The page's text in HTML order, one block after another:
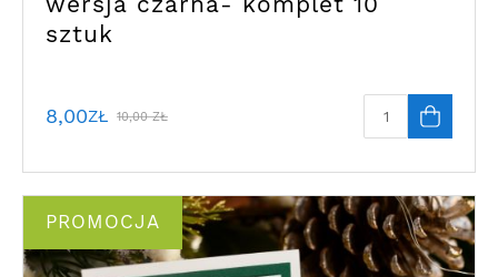
sztuk
8,00ZŁ 10,00ZŁ
PROMOCJA